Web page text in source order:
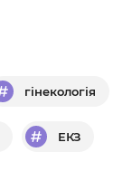
гінекологія
ЕКЗ